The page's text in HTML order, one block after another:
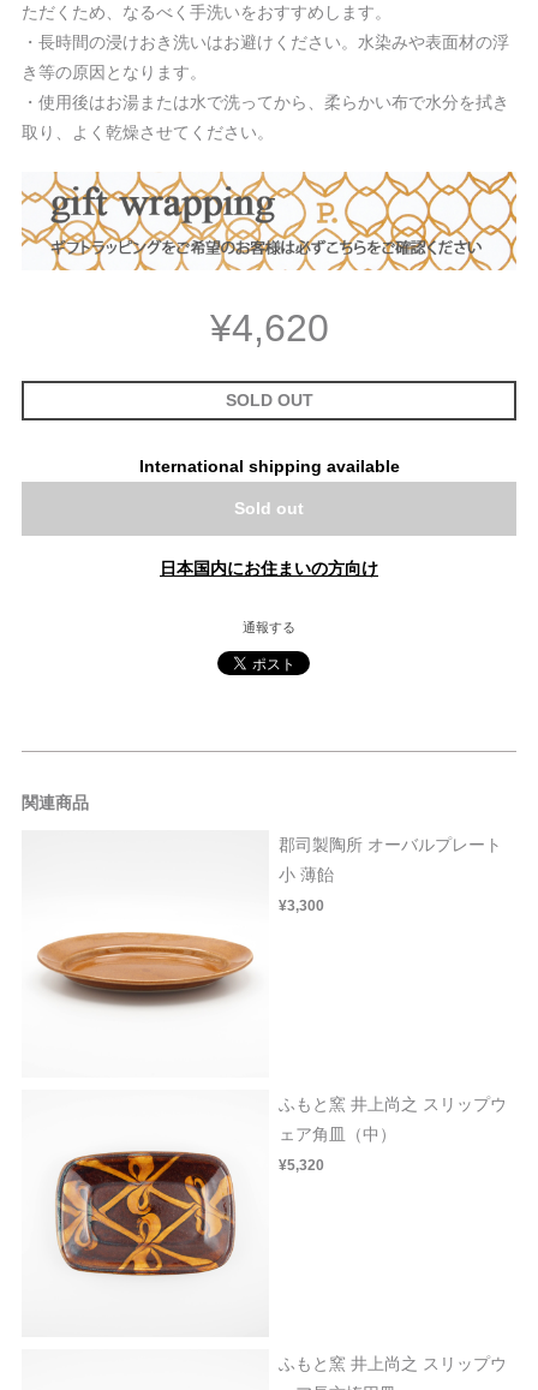
ただくため、なるべく手洗いをおすすめします。
・長時間の浸けおき洗いはお避けください。水染みや表面材の浮
き等の原因となります。
・使用後はお湯または水で洗ってから、柔らかい布で水分を拭き
取り、よく乾燥させてください。
¥4,620
SOLD OUT
International shipping available
Sold out
日本国内にお住まいの方向け
通報する
関連商品
郡司製陶所 オーバルプレート
小 薄飴
¥3,300
ふもと窯 井上尚之 スリップウ
ェア角皿（中）
¥5,320
ふもと窯 井上尚之 スリップウ